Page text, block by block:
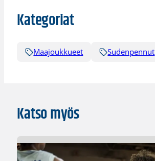
Kategoriat
Maajoukkueet Sudenpennut
Katso myös